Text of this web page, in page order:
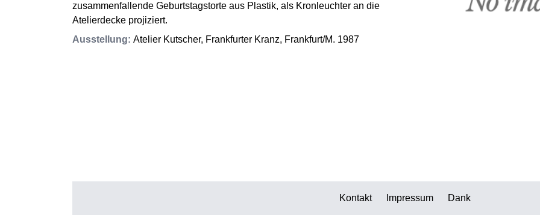
zusammenfallende Geburtstagstorte aus Plastik, als Kronleuchter an die
Atelierdecke projiziert.
Ausstellung: Atelier Kutscher, Frankfurter Kranz, Frankfurt/M. 1987
Kontakt Impressum Dank